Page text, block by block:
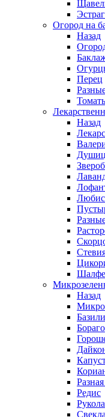
Огород на
Назад
Перец
Назад
Назад
Бораго
Редис
Рукола
Свекла